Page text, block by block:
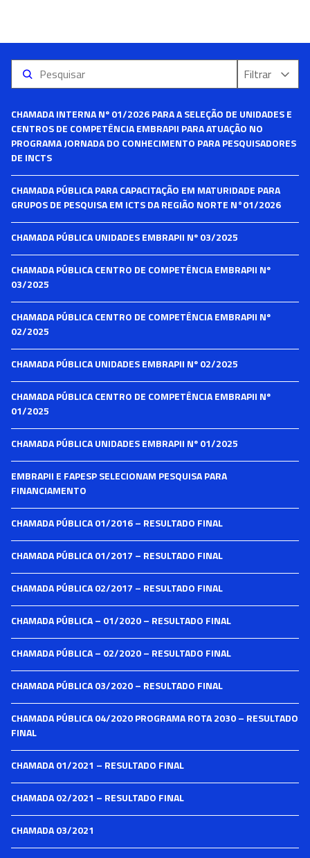
CHAMADA INTERNA Nº 01/2026 PARA A SELEÇÃO DE UNIDADES E
CENTROS DE COMPETÊNCIA EMBRAPII PARA ATUAÇÃO NO
PROGRAMA JORNADA DO CONHECIMENTO PARA PESQUISADORES
DE INCTS
CHAMADA PÚBLICA PARA CAPACITAÇÃO EM MATURIDADE PARA
GRUPOS DE PESQUISA EM ICTS DA REGIÃO NORTE N°01/2026
CHAMADA PÚBLICA UNIDADES EMBRAPII Nº 03/2025
CHAMADA PÚBLICA CENTRO DE COMPETÊNCIA EMBRAPII Nº
03/2025
CHAMADA PÚBLICA CENTRO DE COMPETÊNCIA EMBRAPII Nº
02/2025
CHAMADA PÚBLICA UNIDADES EMBRAPII Nº 02/2025
CHAMADA PÚBLICA CENTRO DE COMPETÊNCIA EMBRAPII Nº
01/2025
CHAMADA PÚBLICA UNIDADES EMBRAPII Nº 01/2025
EMBRAPII E FAPESP SELECIONAM PESQUISA PARA
FINANCIAMENTO
CHAMADA PÚBLICA 01/2016 – RESULTADO FINAL
CHAMADA PÚBLICA 01/2017 – RESULTADO FINAL
CHAMADA PÚBLICA 02/2017 – RESULTADO FINAL
CHAMADA PÚBLICA – 01/2020 – RESULTADO FINAL
CHAMADA PÚBLICA – 02/2020 – RESULTADO FINAL
CHAMADA PÚBLICA 03/2020 – RESULTADO FINAL
CHAMADA PÚBLICA 04/2020 PROGRAMA ROTA 2030 – RESULTADO
FINAL
CHAMADA 01/2021 – RESULTADO FINAL
CHAMADA 02/2021 – RESULTADO FINAL
CHAMADA 03/2021